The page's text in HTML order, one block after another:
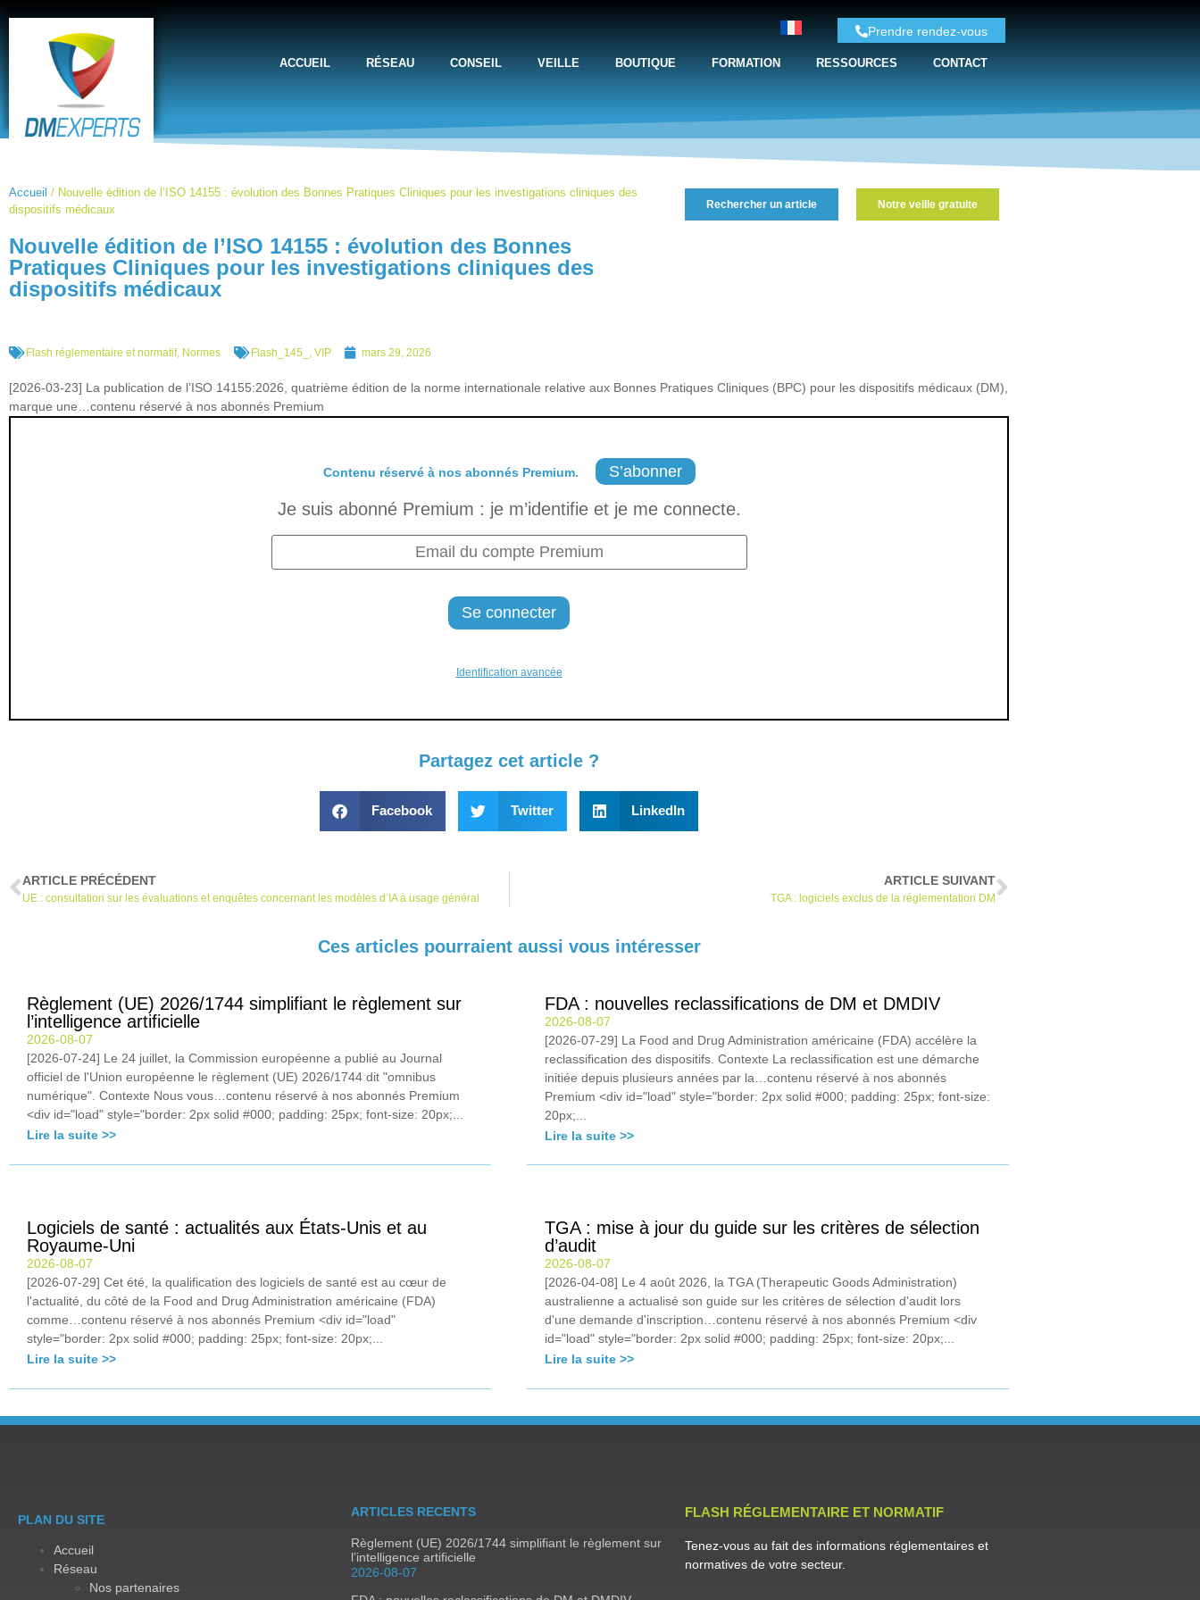
Prendre rendez-vous
ACCUEIL RÉSEAU CONSEIL VEILLE BOUTIQUE FORMATION RESSOURCES CONTACT
Accueil / Nouvelle édition de l’ISO 14155 : évolution des Bonnes Pratiques Cliniques pour les investigations cliniques des
dispositifs médicaux
Nouvelle édition de l’ISO 14155 : évolution des Bonnes
Pratiques Cliniques pour les investigations cliniques des
dispositifs médicaux
Rechercher un article Notre veille gratuite
Flash réglementaire et normatif, Normes Flash_145_ , VIP mars 29, 2026
[2026-03-23] La publication de l’ISO 14155:2026, quatrième édition de la norme internationale relative aux Bonnes Pratiques Cliniques (BPC) pour les dispositifs médicaux (DM),
marque une…contenu réservé à nos abonnés Premium
Contenu réservé à nos abonnés Premium. S’abonner
Je suis abonné Premium : je m’identifie et je me connecte.
Identification avancée
Partagez cet article ?
Facebook Twitter LinkedIn
ARTICLE PRÉCÉDENT
UE : consultation sur les évaluations et enquêtes concernant les modèles d’IA à usage général
ARTICLE SUIVANT
TGA : logiciels exclus de la réglementation DM
Ces articles pourraient aussi vous intéresser
Règlement (UE) 2026/1744 simplifiant le règlement sur
l’intelligence artificielle
2026-08-07
[2026-07-24] Le 24 juillet, la Commission européenne a publié au Journal
officiel de l'Union européenne le règlement (UE) 2026/1744 dit "omnibus
numérique". Contexte Nous vous…contenu réservé à nos abonnés Premium
<div id="load" style="border: 2px solid #000; padding: 25px; font-size: 20px;...
Lire la suite >>
FDA : nouvelles reclassifications de DM et DMDIV
2026-08-07
[2026-07-29] La Food and Drug Administration américaine (FDA) accélère la
reclassification des dispositifs. Contexte La reclassification est une démarche
initiée depuis plusieurs années par la…contenu réservé à nos abonnés
Premium <div id="load" style="border: 2px solid #000; padding: 25px; font-size:
20px;...
Lire la suite >>
Logiciels de santé : actualités aux États-Unis et au
Royaume-Uni
2026-08-07
[2026-07-29] Cet été, la qualification des logiciels de santé est au cœur de
l'actualité, du côté de la Food and Drug Administration américaine (FDA)
comme…contenu réservé à nos abonnés Premium <div id="load"
style="border: 2px solid #000; padding: 25px; font-size: 20px;...
Lire la suite >>
TGA : mise à jour du guide sur les critères de sélection
d’audit
2026-08-07
[2026-04-08] Le 4 août 2026, la TGA (Therapeutic Goods Administration)
australienne a actualisé son guide sur les critères de sélection d'audit lors
d'une demande d'inscription…contenu réservé à nos abonnés Premium <div
id="load" style="border: 2px solid #000; padding: 25px; font-size: 20px;...
Lire la suite >>
PLAN DU SITE
Accueil
Réseau
Nos partenaires
ARTICLES RECENTS
Règlement (UE) 2026/1744 simplifiant le règlement sur
l’intelligence artificielle
2026-08-07
FLASH RÉGLEMENTAIRE ET NORMATIF
Tenez-vous au fait des informations réglementaires et
normatives de votre secteur.